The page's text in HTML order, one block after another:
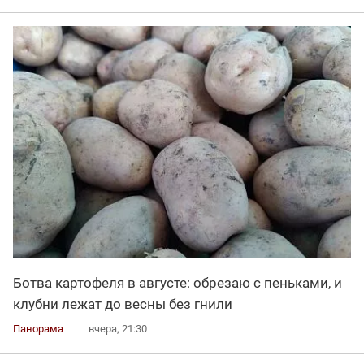
Ботва картофеля в августе: обрезаю с пеньками, и
клубни лежат до весны без гнили
Панорама вчера, 21:30